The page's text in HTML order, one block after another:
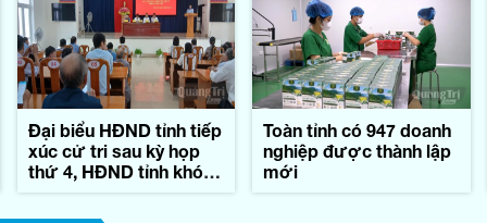
Đại biểu HĐND tỉnh tiếp
xúc cử tri sau kỳ họp
thứ 4, HĐND tỉnh khóa
Toàn tỉnh có 947 doanh
nghiệp được thành lập
mới